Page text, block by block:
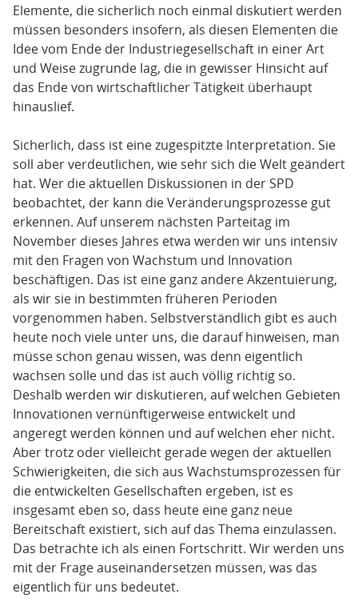
Elemente, die sicherlich noch einmal diskutiert werden
müssen besonders insofern, als diesen Elementen die
Idee vom Ende der Industriegesellschaft in einer Art
und Weise zugrunde lag, die in gewisser Hinsicht auf
das Ende von wirtschaftlicher Tätigkeit überhaupt
hinauslief.
Sicherlich, dass ist eine zugespitzte Interpretation. Sie
soll aber verdeutlichen, wie sehr sich die Welt geändert
hat. Wer die aktuellen Diskussionen in der SPD
beobachtet, der kann die Veränderungsprozesse gut
erkennen. Auf unserem nächsten Parteitag im
November dieses Jahres etwa werden wir uns intensiv
mit den Fragen von Wachstum und Innovation
beschäftigen. Das ist eine ganz andere Akzentuierung,
als wir sie in bestimmten früheren Perioden
vorgenommen haben. Selbstverständlich gibt es auch
heute noch viele unter uns, die darauf hinweisen, man
müsse schon genau wissen, was denn eigentlich
wachsen solle und das ist auch völlig richtig so.
Deshalb werden wir diskutieren, auf welchen Gebieten
Innovationen vernünftigerweise entwickelt und
angeregt werden können und auf welchen eher nicht.
Aber trotz oder vielleicht gerade wegen der aktuellen
Schwierigkeiten, die sich aus Wachstumsprozessen für
die entwickelten Gesellschaften ergeben, ist es
insgesamt eben so, dass heute eine ganz neue
Bereitschaft existiert, sich auf das Thema einzulassen.
Das betrachte ich als einen Fortschritt. Wir werden uns
mit der Frage auseinandersetzen müssen, was das
eigentlich für uns bedeutet.